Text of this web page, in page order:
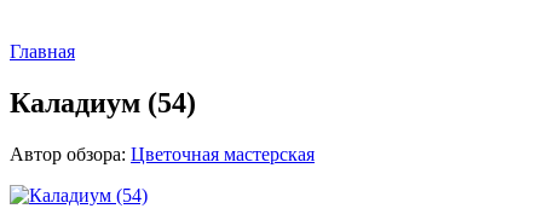
Главная
Каладиум (54)
Автор обзора: Цветочная мастерская